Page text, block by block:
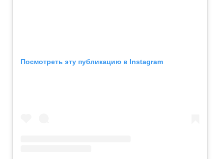
Посмотреть эту публикацию в Instagram